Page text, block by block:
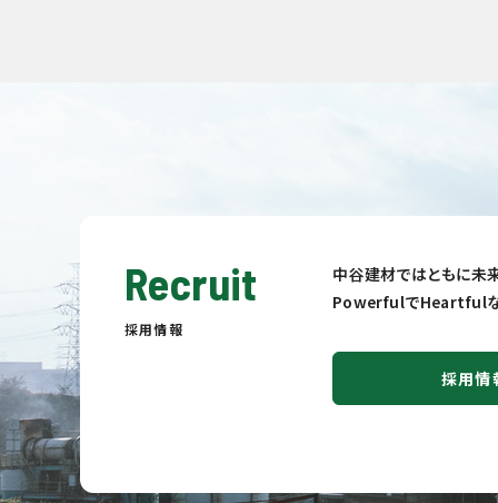
Recruit
採用情報
中谷建材ではともに未
PowerfulでHeartfulな
採用情